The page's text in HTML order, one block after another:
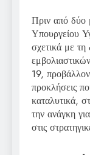
Πριν από δύο
Υπουργείου
σχετικά με τη
19,
προκλήσεις
καταλυτικά,
την ανάγκη
στις